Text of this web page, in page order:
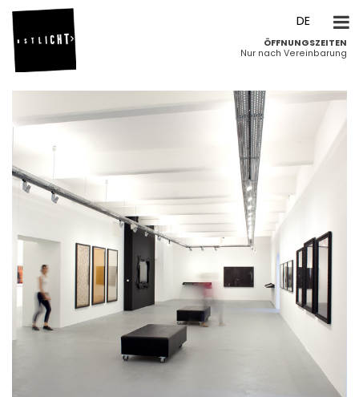
ÖFFNUNGSZEITEN
Nur nach Vereinbarung
DE
EN